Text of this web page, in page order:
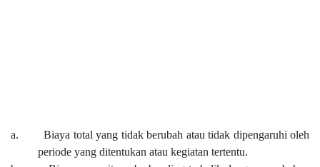
a.
Biaya total yang tidak berubah atau tidak dipengaruhi oleh
periode yang ditentukan atau kegiatan tertentu.